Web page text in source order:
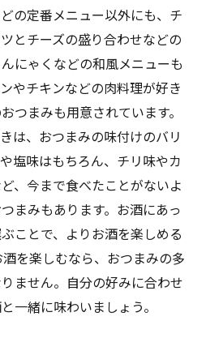
の定番メニュー以外にも、チ
とチーズの盛り合わせなどの
にゃくなどの和風メニューも
やチキンなどの肉料理が好き
つまみも用意されています。
は、おつまみの味付けのバリ
塩味はもちろん、チリ味やカ
、今まで食べたことがないよ
まみもあります。お酒にあっ
ことで、よりお酒を楽しめる
を楽しむなら、おつまみの多
ません。自分の好みに合わせ
一緒に味わいましょう。